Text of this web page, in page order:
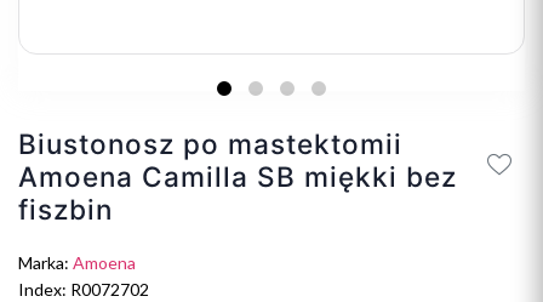
Biustonosz po mastektomii
Amoena Camilla SB miękki bez
fiszbin
Marka: Amoena
Index: R0072702